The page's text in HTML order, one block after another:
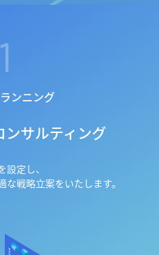
1
ンニング
サルティング
定し、
戦略立案をいたします。